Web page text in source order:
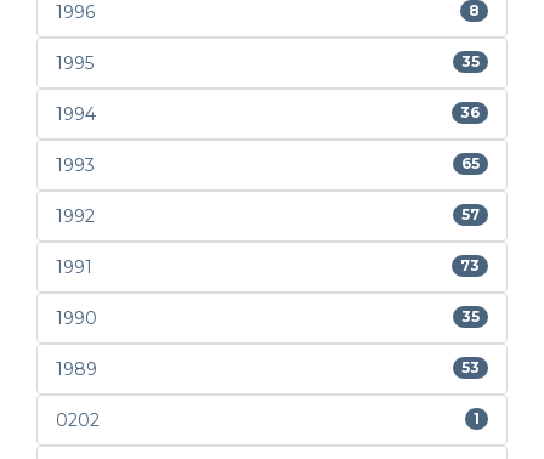
1996 8
1995 35
1994 36
1993 65
1992 57
1991 73
1990 35
1989 53
0202 1